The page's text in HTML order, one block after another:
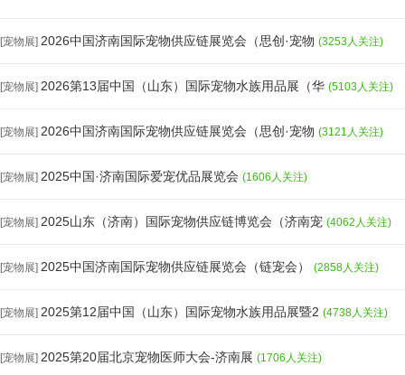
[宠物展] 2026中国济南国际宠物供应链展览会（思创·宠物 (3253人关注)
[宠物展] 2026第13届中国（山东）国际宠物水族用品展（华 (5103人关注)
[宠物展] 2026中国济南国际宠物供应链展览会（思创·宠物 (3121人关注)
[宠物展] 2025中国·济南国际爱宠优品展览会 (1606人关注)
[宠物展] 2025山东（济南）国际宠物供应链博览会（济南宠 (4062人关注)
[宠物展] 2025中国济南国际宠物供应链展览会（链宠会） (2858人关注)
[宠物展] 2025第12届中国（山东）国际宠物水族用品展暨2 (4738人关注)
[宠物展] 2025第20届北京宠物医师大会-济南展 (1706人关注)